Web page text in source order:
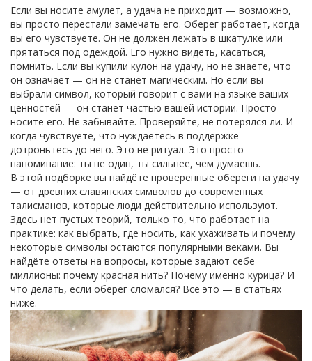
Если вы носите амулет, а удача не приходит — возможно,
вы просто перестали замечать его. Оберег работает, когда
вы его чувствуете. Он не должен лежать в шкатулке или
прятаться под одеждой. Его нужно видеть, касаться,
помнить. Если вы купили кулон на удачу, но не знаете, что
он означает — он не станет магическим. Но если вы
выбрали символ, который говорит с вами на языке ваших
ценностей — он станет частью вашей истории. Просто
носите его. Не забывайте. Проверяйте, не потерялся ли. И
когда чувствуете, что нуждаетесь в поддержке —
дотроньтесь до него. Это не ритуал. Это просто
напоминание: ты не один, ты сильнее, чем думаешь.
В этой подборке вы найдёте проверенные обереги на удачу
— от древних славянских символов до современных
талисманов, которые люди действительно используют.
Здесь нет пустых теорий, только то, что работает на
практике: как выбрать, где носить, как ухаживать и почему
некоторые символы остаются популярными веками. Вы
найдёте ответы на вопросы, которые задают себе
миллионы: почему красная нить? Почему именно курица? И
что делать, если оберег сломался? Всё это — в статьях
ниже.